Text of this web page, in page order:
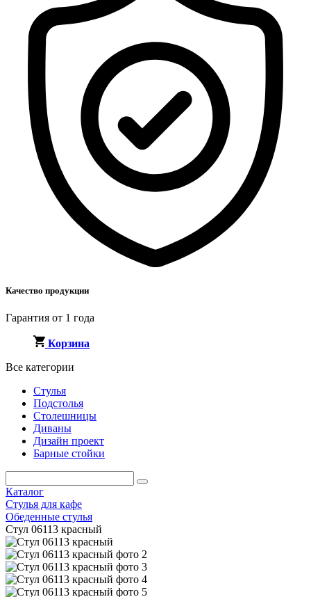
Качество продукции
Гарантия от 1 года
Корзина
Все категории
Стулья
Подстолья
Столешницы
Диваны
Дизайн проект
Барные стойки
Каталог
Стулья для кафе
Обеденные стулья
Стул 06113 красный